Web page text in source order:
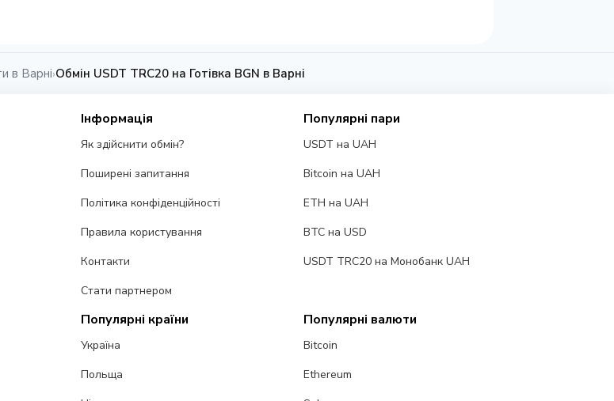
в Варні›Обмін USDT TRC20 на Готівка BGN в Варні
Інформація
Як здійснити обмін?
Поширені запитання
Політика конфіденційності
Правила користування
Контакти
Стати партнером
Популярні пари
USDT на UAH
Bitcoin на UAH
ETH на UAH
BTC на USD
USDT TRC20 на Монобанк UAH
Популярні країни
Україна
Польща
Популярні валюти
Bitcoin
Ethereum